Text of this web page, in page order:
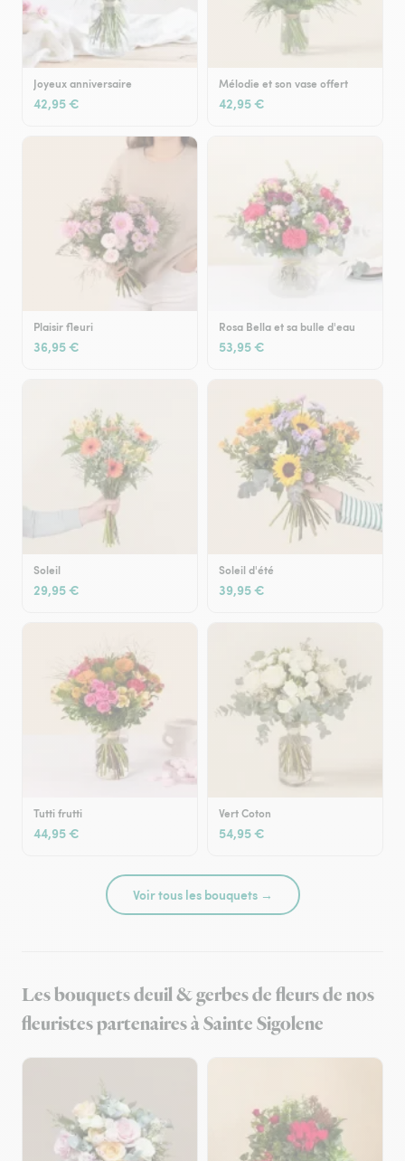
Joyeux anniversaire
42,95 €
Mélodie et son vase offert
42,95 €
Plaisir fleuri
36,95 €
Rosa Bella et sa bulle d'eau
53,95 €
Soleil
29,95 €
Soleil d'été
39,95 €
Tutti frutti
44,95 €
Vert Coton
54,95 €
Voir tous les bouquets →
Les bouquets deuil & gerbes de fleurs de nos
fleuristes partenaires à Sainte Sigolene